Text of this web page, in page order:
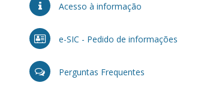
Acesso à informação
e-SIC - Pedido de informações
Perguntas Frequentes